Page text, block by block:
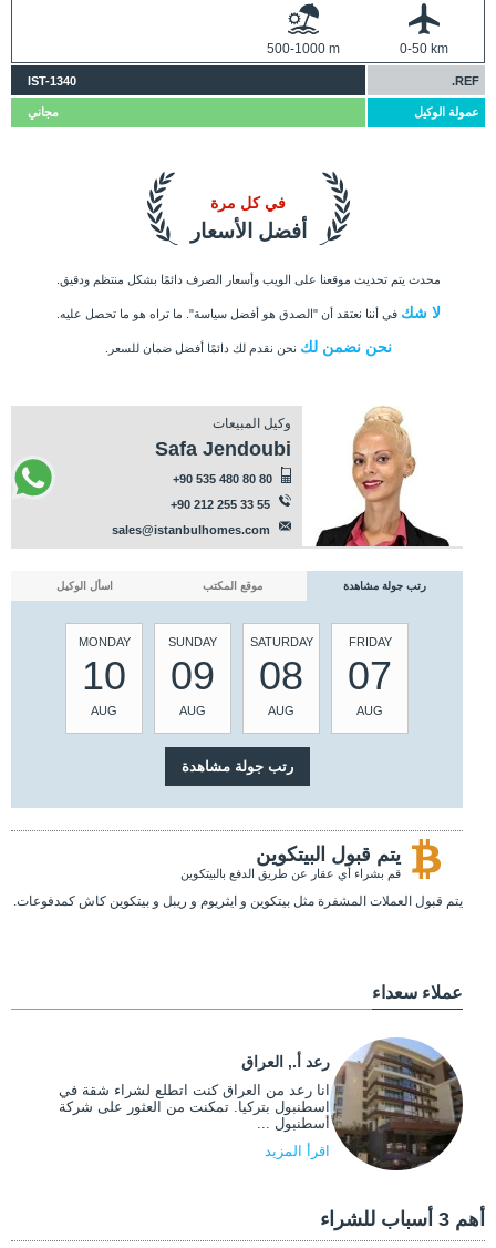
0-50 km
500-1000 m
REF.
IST-1340
عمولة الوكيل مجاني
أفضل الأسعار
في كل مرة
محدث يتم تحديث موقعنا على الويب وأسعار الصرف دائمًا بشكل منتظم ودقيق.
لا شك في أننا نعتقد أن "الصدق هو أفضل سياسة". ما تراه هو ما تحصل عليه.
نحن نضمن لك نحن نقدم لك دائمًا أفضل ضمان للسعر.
وكيل المبيعات
Safa Jendoubi
+90 535 480 80 80
+90 212 255 33 55
sales@istanbulhomes.com
رتب جولة مشاهدة موقع المكتب اسأل الوكيل
FRIDAY
07
AUG
SATURDAY
08
AUG
SUNDAY
09
AUG
MONDAY
10
AUG
يتم قبول البيتكوين
قم بشراء أي عقار عن طريق الدفع بالبيتكوين
يتم قبول العملات المشفرة مثل بيتكوين و ايثريوم و ريبل و بيتكوين كاش كمدفوعات.
عملاء سعداء
رعد أ., العراق
انا رعد من العراق كنت اتطلع لشراء شقة في
اسطنبول بتركيا. تمكنت من العثور على شركة
أسطنبول ...
اقرأ المزيد
أهم 3 أسباب للشراء